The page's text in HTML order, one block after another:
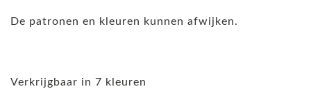
De patronen en kleuren kunnen afwijken.
Verkrijgbaar in 7 kleuren